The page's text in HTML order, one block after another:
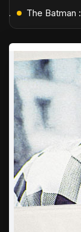
L'Âge de Glace : Le Réveil du Volcan – Manny, Sid et Diego de retour pour une aventure explosive